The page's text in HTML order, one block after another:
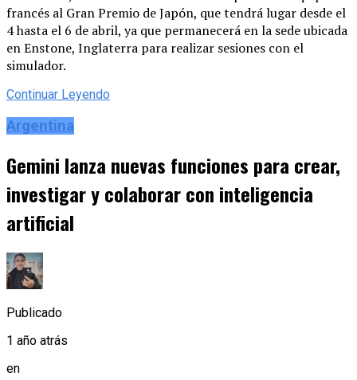
francés al Gran Premio de Japón, que tendrá lugar desde el
4 hasta el 6 de abril, ya que permanecerá en la sede ubicada
en Enstone, Inglaterra para realizar sesiones con el
simulador.
Continuar Leyendo
Argentina
Gemini lanza nuevas funciones para crear,
investigar y colaborar con inteligencia
artificial
Publicado
1 año atrás
en